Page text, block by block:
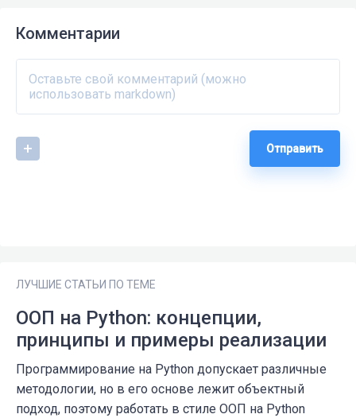
Комментарии
Отправить
ЛУЧШИЕ СТАТЬИ ПО ТЕМЕ
ООП на Python: концепции,
принципы и примеры реализации
Программирование на Python допускает различные
методологии, но в его основе лежит объектный
подход, поэтому работать в стиле ООП на Python